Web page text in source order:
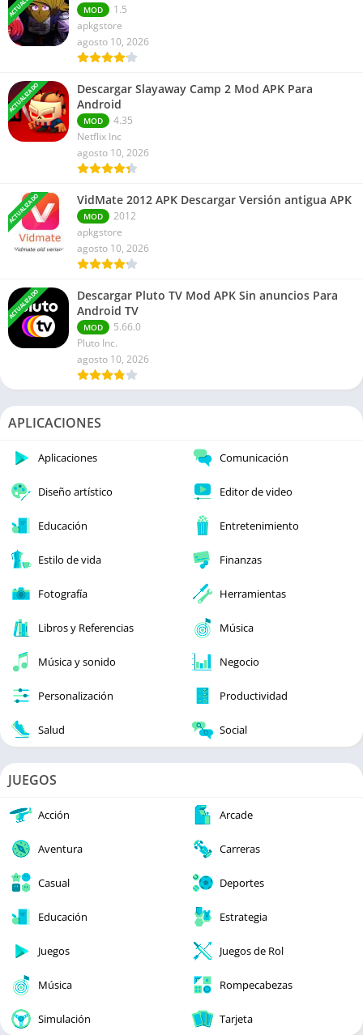
MOD
1.5
apkgstore
agosto 10, 2026
ACTUALIZADO
Descargar Slayaway Camp 2 Mod APK Para
Android
MOD
4.35
Netflix Inc
agosto 10, 2026
ACTUALIZADO VidMate 2012 APK Descargar Versión antigua APK
MOD
2012
apkgstore
agosto 10, 2026
ACTUALIZADO
Descargar Pluto TV Mod APK Sin anuncios Para
Android TV
MOD
5.66.0
Pluto Inc.
agosto 10, 2026
APLICACIONES
Aplicaciones Comunicación
Diseño artístico Editor de video
Educación Entretenimiento
Estilo de vida Finanzas
Fotografía Herramientas
Libros y Referencias Música
Música y sonido Negocio
Personalización Productividad
Salud Social
JUEGOS
Acción Arcade
Aventura Carreras
Casual Deportes
Educación Estrategia
Juegos Juegos de Rol
Música Rompecabezas
Simulación Tarjeta